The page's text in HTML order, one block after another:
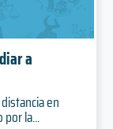
a
en
la...